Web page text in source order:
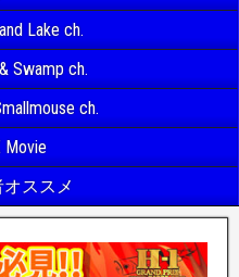
Lake ch.
Swamp ch.
ch.
Movie
ススメ